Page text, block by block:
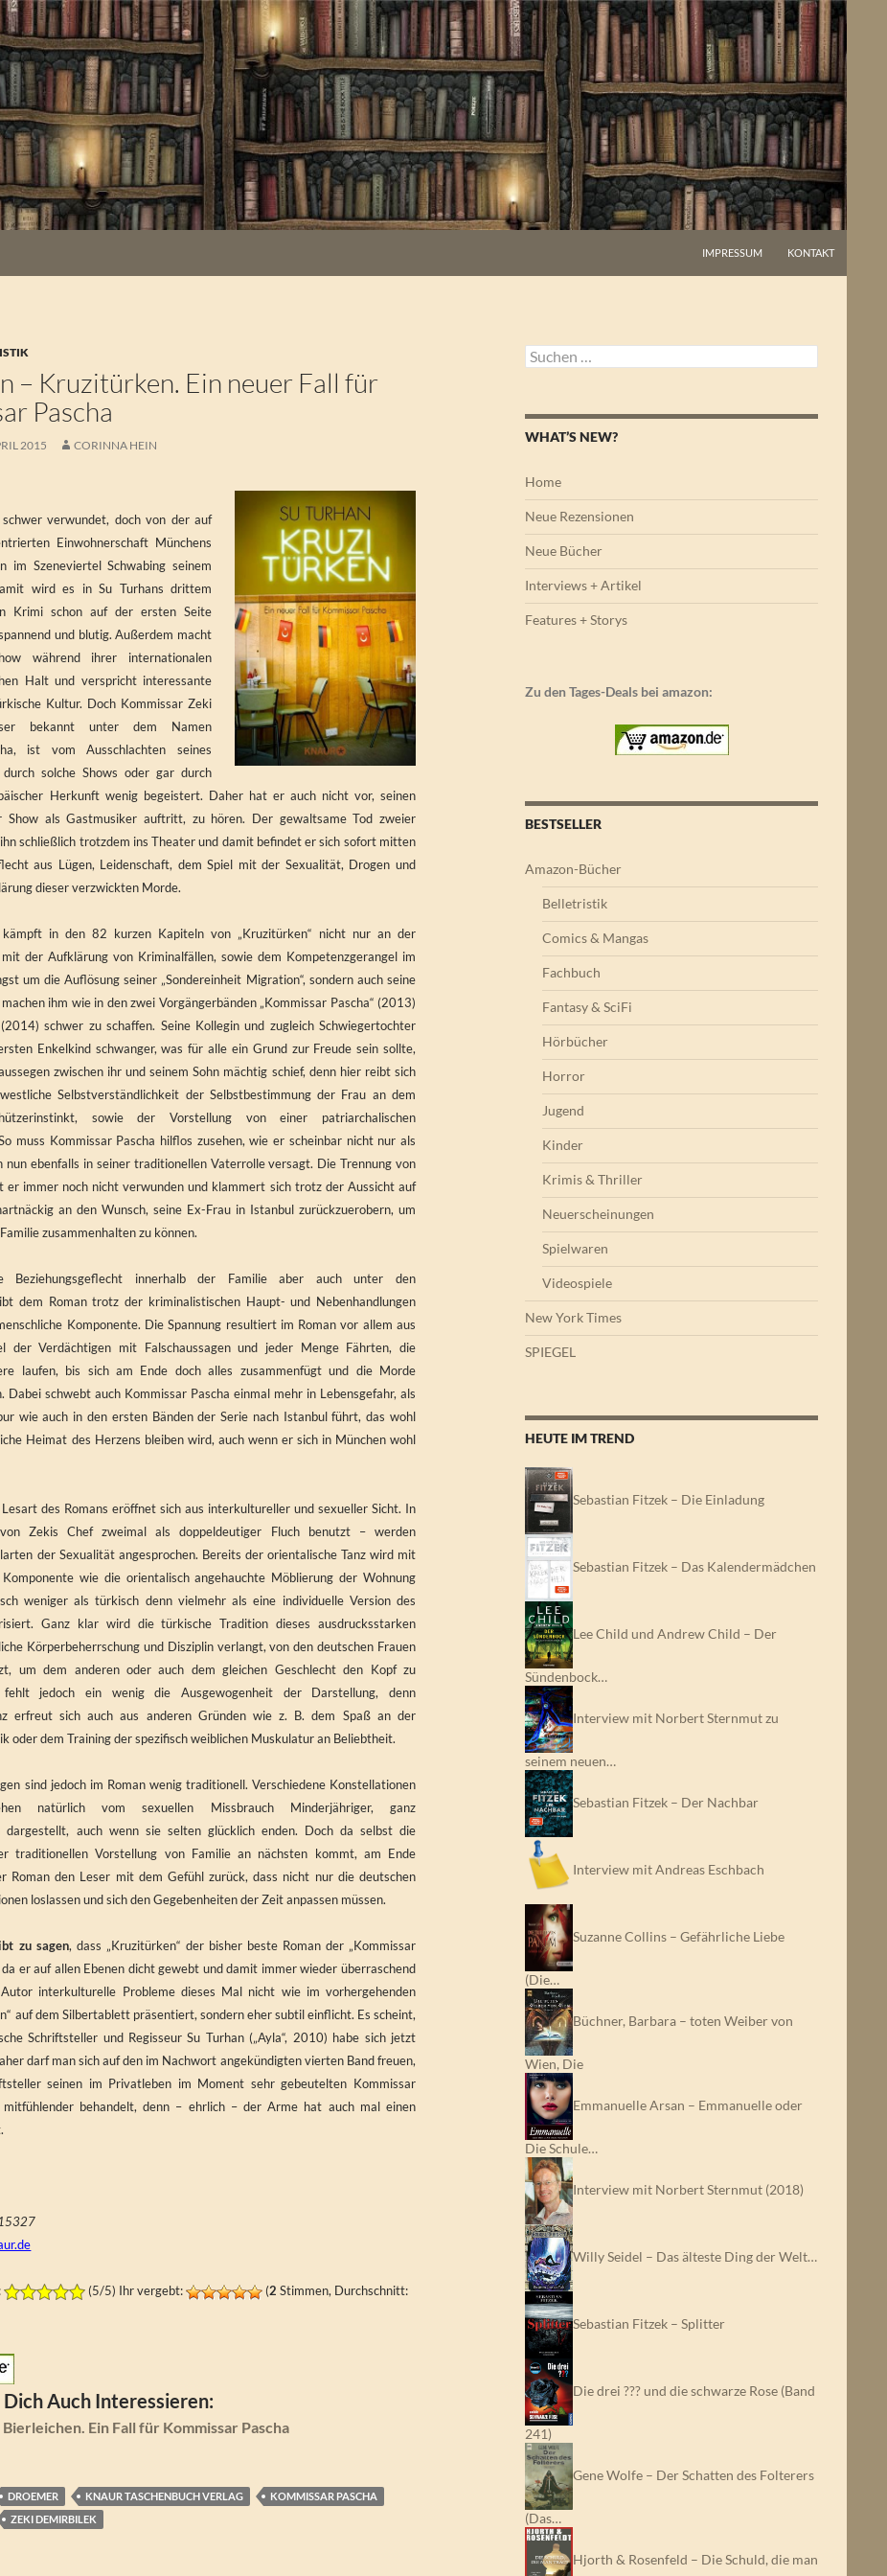
IMPRESSUM KONTAKT
– Kruzitürken. Ein neuer Fall für
Pascha
2015 CORINNA HEIN
verwundet, doch von der auf
Einwohnerschaft Münchens
im Szeneviertel Schwabing seinem
wird es in Su Turhans drittem
Krimi schon auf der ersten Seite
und blutig. Außerdem macht
während ihrer internationalen
Halt und verspricht interessante
Kultur. Doch Kommissar Zeki
bekannt unter dem Namen
ist vom Ausschlachten seines
solche Shows oder gar durch
Herkunft wenig begeistert. Daher hat er auch nicht vor, seinen
Show als Gastmusiker auftritt, zu hören. Der gewaltsame Tod zweier
schließlich trotzdem ins Theater und damit befindet er sich sofort mitten
aus Lügen, Leidenschaft, dem Spiel mit der Sexualität, Drogen und
dieser verzwickten Morde.
kämpft in den 82 kurzen Kapiteln von „Kruzitürken“ nicht nur an der
der Aufklärung von Kriminalfällen, sowie dem Kompetenzgerangel im
um die Auflösung seiner „Sondereinheit Migration“, sondern auch seine
ihm wie in den zwei Vorgängerbänden „Kommissar Pascha“ (2013)
schwer zu schaffen. Seine Kollegin und zugleich Schwiegertochter
Enkelkind schwanger, was für alle ein Grund zur Freude sein sollte,
zwischen ihr und seinem Sohn mächtig schief, denn hier reibt sich
Selbstverständlichkeit der Selbstbestimmung der Frau an dem
sowie der Vorstellung von einer patriarchalischen
muss Kommissar Pascha hilflos zusehen, wie er scheinbar nicht nur als
nun ebenfalls in seiner traditionellen Vaterrolle versagt. Die Trennung von
er immer noch nicht verwunden und klammert sich trotz der Aussicht auf
an den Wunsch, seine Ex-Frau in Istanbul zurückzuerobern, um
zusammenhalten zu können.
Beziehungsgeflecht innerhalb der Familie aber auch unter den
dem Roman trotz der kriminalistischen Haupt- und Nebenhandlungen
Komponente. Die Spannung resultiert im Roman vor allem aus
der Verdächtigen mit Falschaussagen und jeder Menge Fährten, die
laufen, bis sich am Ende doch alles zusammenfügt und die Morde
Dabei schwebt auch Kommissar Pascha einmal mehr in Lebensgefahr, als
wie auch in den ersten Bänden der Serie nach Istanbul führt, das wohl
Heimat des Herzens bleiben wird, auch wenn er sich in München wohl
des Romans eröffnet sich aus interkultureller und sexueller Sicht. In
Zekis Chef zweimal als doppeldeutiger Fluch benutzt – werden
der Sexualität angesprochen. Bereits der orientalische Tanz wird mit
wie die orientalisch angehauchte Möblierung der Wohnung
weniger als türkisch denn vielmehr als eine individuelle Version des
Ganz klar wird die türkische Tradition dieses ausdrucksstarken
Körperbeherrschung und Disziplin verlangt, von den deutschen Frauen
um dem anderen oder auch dem gleichen Geschlecht den Kopf zu
jedoch ein wenig die Ausgewogenheit der Darstellung, denn
erfreut sich auch aus anderen Gründen wie z. B. dem Spaß an der
oder dem Training der spezifisch weiblichen Muskulatur an Beliebtheit.
sind jedoch im Roman wenig traditionell. Verschiedene Konstellationen
natürlich vom sexuellen Missbrauch Minderjähriger, ganz
dargestellt, auch wenn sie selten glücklich enden. Doch da selbst die
traditionellen Vorstellung von Familie an nächsten kommt, am Ende
Roman den Leser mit dem Gefühl zurück, dass nicht nur die deutschen
loslassen und sich den Gegebenheiten der Zeit anpassen müssen.
zu sagen, dass „Kruzitürken“ der bisher beste Roman der „Kommissar
da er auf allen Ebenen dicht gewebt und damit immer wieder überraschend
interkulturelle Probleme dieses Mal nicht wie im vorhergehenden
auf dem Silbertablett präsentiert, sondern eher subtil einflicht. Es scheint,
Schriftsteller und Regisseur Su Turhan („Ayla“, 2010) habe sich jetzt
darf man sich auf den im Nachwort angekündigten vierten Band freuen,
seinen im Privatleben im Moment sehr gebeutelten Kommissar
behandelt, denn – ehrlich – der Arme hat auch mal einen
(5/5) Ihr vergebt: (2 Stimmen, Durchschnitt:
Auch Interessieren:
Bierleichen. Ein Fall für Kommissar Pascha
DROEMER KNAUR TASCHENBUCH VERLAG
KOMMISSAR PASCHA
ZEKI DEMIRBILEK
Suchen
nach:
WHAT’S NEW?
Home
Neue Rezensionen
Neue Bücher
Interviews + Artikel
Features + Storys
Zu den Tages-Deals bei amazon:
BESTSELLER
Amazon-Bücher
Belletristik
Comics & Mangas
Fachbuch
Fantasy & SciFi
Hörbücher
Horror
Jugend
Kinder
Krimis & Thriller
Neuerscheinungen
Spielwaren
Videospiele
New York Times
SPIEGEL
HEUTE IM TREND
Sebastian Fitzek – Die Einladung
Sebastian Fitzek – Das Kalendermädchen
Lee Child und Andrew Child – Der
Sündenbock…
Interview mit Norbert Sternmut zu
seinem neuen…
Sebastian Fitzek – Der Nachbar
Interview mit Andreas Eschbach
Suzanne Collins – Gefährliche Liebe
(Die…
Büchner, Barbara – toten Weiber von
Wien, Die
Emmanuelle Arsan – Emmanuelle oder
Die Schule…
Interview mit Norbert Sternmut (2018)
Willy Seidel – Das älteste Ding der Welt…
Sebastian Fitzek – Splitter
Die drei ??? und die schwarze Rose (Band
241)
Gene Wolfe – Der Schatten des Folterers
(Das…
Hjorth & Rosenfeld – Die Schuld, die man